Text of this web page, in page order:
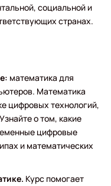
социальной и
странах.
математика для
Математика
цифровых технологий,
о том, какие
цифровые
и математических
Курс помогает